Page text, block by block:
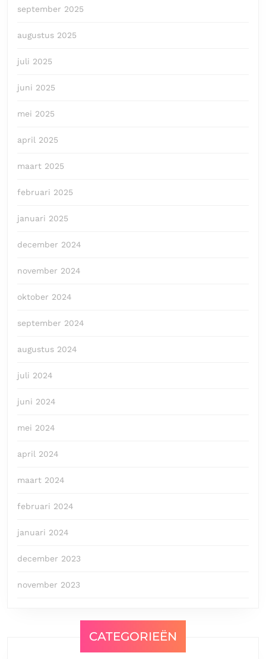
september 2025
augustus 2025
juli 2025
juni 2025
mei 2025
april 2025
maart 2025
februari 2025
januari 2025
december 2024
november 2024
oktober 2024
september 2024
augustus 2024
juli 2024
juni 2024
mei 2024
april 2024
maart 2024
februari 2024
januari 2024
december 2023
november 2023
CATEGORIEËN